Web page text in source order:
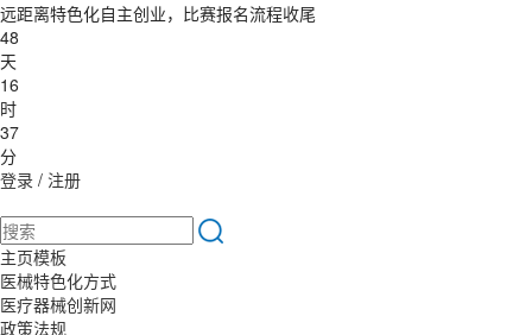
远距离特色化自主创业，比赛报名流程收尾
48
天
16
时
37
分
登录 / 注册
主页模板
医械特色化方式
医疗器械创新网
政策法规